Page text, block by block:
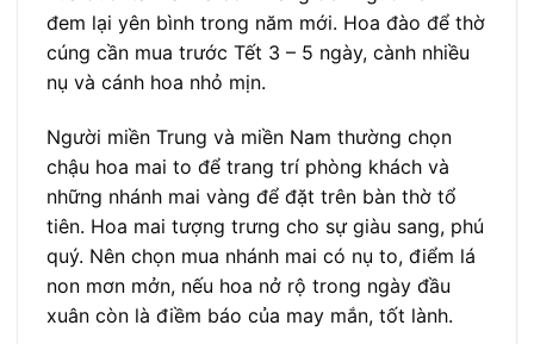
đem lại yên bình trong năm mới. Hoa đào để thờ
cúng cần mua trước Tết 3 – 5 ngày, cành nhiều
nụ và cánh hoa nhỏ mịn.
Người miền Trung và miền Nam thường chọn
chậu hoa mai to để trang trí phòng khách và
những nhánh mai vàng để đặt trên bàn thờ tổ
tiên. Hoa mai tượng trưng cho sự giàu sang, phú
quý. Nên chọn mua nhánh mai có nụ to, điểm lá
non mơn mởn, nếu hoa nở rộ trong ngày đầu
xuân còn là điềm báo của may mắn, tốt lành.